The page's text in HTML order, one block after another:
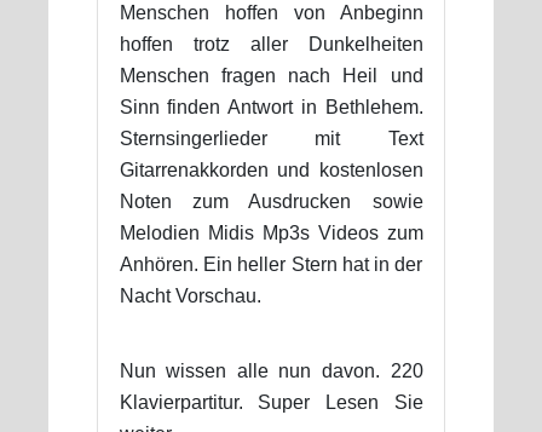
Menschen hoffen von Anbeginn
hoffen trotz aller Dunkelheiten
Menschen fragen nach Heil und
Sinn finden Antwort in Bethlehem.
Sternsingerlieder mit Text
Gitarrenakkorden und kostenlosen
Noten zum Ausdrucken sowie
Melodien Midis Mp3s Videos zum
Anhören. Ein heller Stern hat in der
Nacht Vorschau.
Nun wissen alle nun davon. 220
Klavierpartitur. Super Lesen Sie